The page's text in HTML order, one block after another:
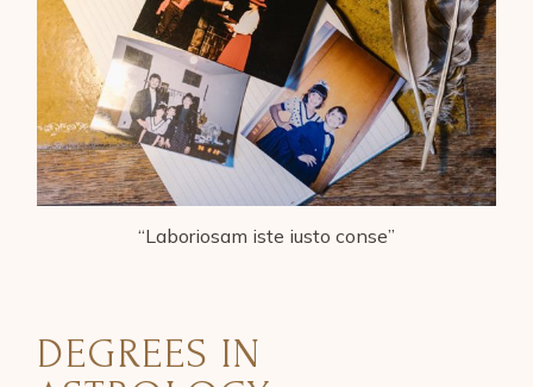
“Laboriosam iste iusto conse”
DEGREES IN